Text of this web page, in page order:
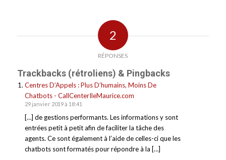
2
RÉPONSES
Trackbacks (rétroliens) & Pingbacks
Centres D’Appels : Plus D’humains, Moins De
Chatbots - CallCenterIleMaurice.com
29 janvier 2019 à 18:41
[…] de gestions performants. Les informations y sont
entrées petit à petit afin de faciliter la tâche des
agents. Ce sont également à l’aide de celles-ci que les
chatbots sont formatés pour répondre à la […]